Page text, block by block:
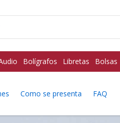
Bolígrafos Libretas Bolsas
Como se presenta FAQ